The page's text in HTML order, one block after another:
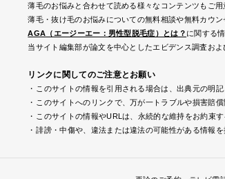
薄毛のお悩みと合わせて読める様々なコンテンツもご用
薄毛・抜け毛のお悩みについての無料相談や無料カウ
AGA（エージーエー：男性型脱毛症）とは？ に関する
当サイト編集部が論文を中心としたエビデンス調査お
リンクに関してのご注意とお願い
このサイトの情報を引用される場合は、出典元の明
このサイトへのリンクで、万が一トラブルや損害賠
このサイトの情報やURLは、永続的な維持をお約束
誹謗・中傷や、違法または違法の可能性がある情報